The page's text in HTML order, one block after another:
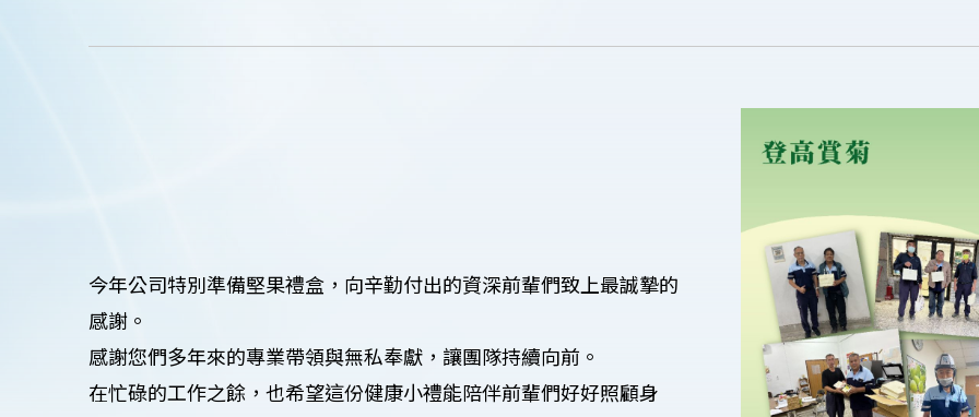
今年公司特別準備堅果禮盒，向辛勤付出的資深前輩們致上最誠摯的
感謝。
感謝您們多年來的專業帶領與無私奉獻，讓團隊持續向前。
在忙碌的工作之餘，也希望這份健康小禮能陪伴前輩們好好照顧身